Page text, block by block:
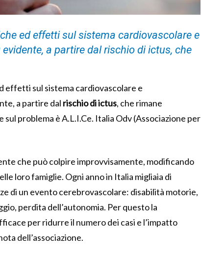
ed effetti sul sistema cardiovascolare e
a partire dal rischio di ictus, che
effetti sul sistema cardiovascolare e
a partire dal rischio di ictus, che rimane
problema è A.L.I.Ce. Italia Odv (Associazione per
che può colpire improvvisamente, modificando
loro famiglie. Ogni anno in Italia migliaia di
di un evento cerebrovascolare: disabilità motorie,
perdita dell’autonomia. Per questo la
per ridurre il numero dei casi e l’impatto
dell’associazione.